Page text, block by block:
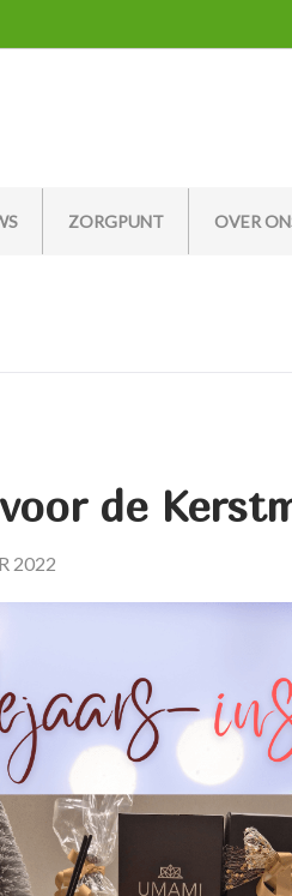
ZORGPUNT OVER
de
2022